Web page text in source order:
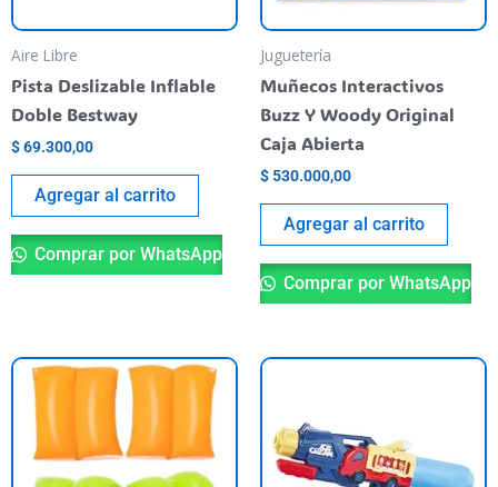
Aire Libre
Pista Deslizable Inflable
Doble Bestway
$69.300,00
Agregar al carrito
Comprar por WhatsApp
Juguetería
Muñecos Interactivos
Buzz Y Woody Original
Caja Abierta
$ 530.000,00
Agregar al carrito
Comprar por WhatsApp
Este
varias